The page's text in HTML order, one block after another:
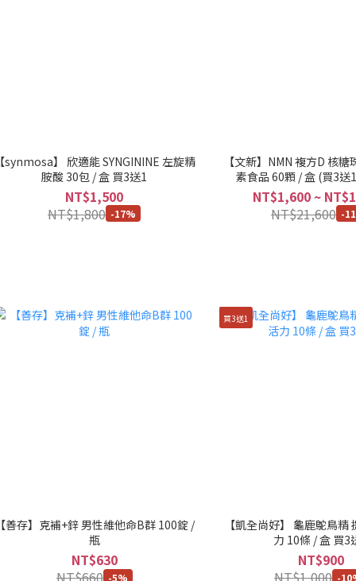
【synmosa】 欣適能 SYNGININE 左旋精
胺酸 30包 / 盒 買3送1
NT$1,500
NT$1,800 -17%
【文新】NMN 複方D 核
素食品 60顆 / 盒 (買
NT$1,600 ~
NT$21,600 -
【善存】克補+鋅 男性維他命B群 100錠 /
瓶
NT$630
-5%
買3送1
【凱全尚好】 龜鹿鴕鳥精
力 10條 / 盒 買3
NT$900
-